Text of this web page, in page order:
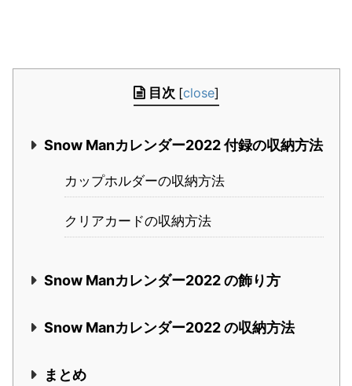
目次 [close]
Snow Manカレンダー2022 付録の収納方法
カップホルダーの収納方法
クリアカードの収納方法
Snow Manカレンダー2022 の飾り方
Snow Manカレンダー2022 の収納方法
まとめ